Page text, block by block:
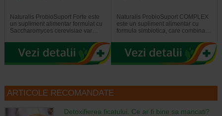
Naturalis ProbioSuport Forte este
un supliment alimentar formulat cu
Saccharomyces cerevisiae var…
Naturalis ProbioSuport COMPLEX
este un supliment alimentar cu
formula simbiotica, care combina…
ARTICOLE RECOMANDATE
Detoxifierea ficatului. Ce ar fi bine sa mancati?